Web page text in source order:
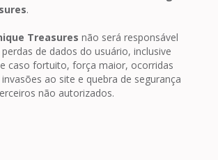
.
Treasures não será responsável
de dados do usuário, inclusive
caso fortuito, força maior, ocorridas
ao site e quebra de segurança
não autorizados.